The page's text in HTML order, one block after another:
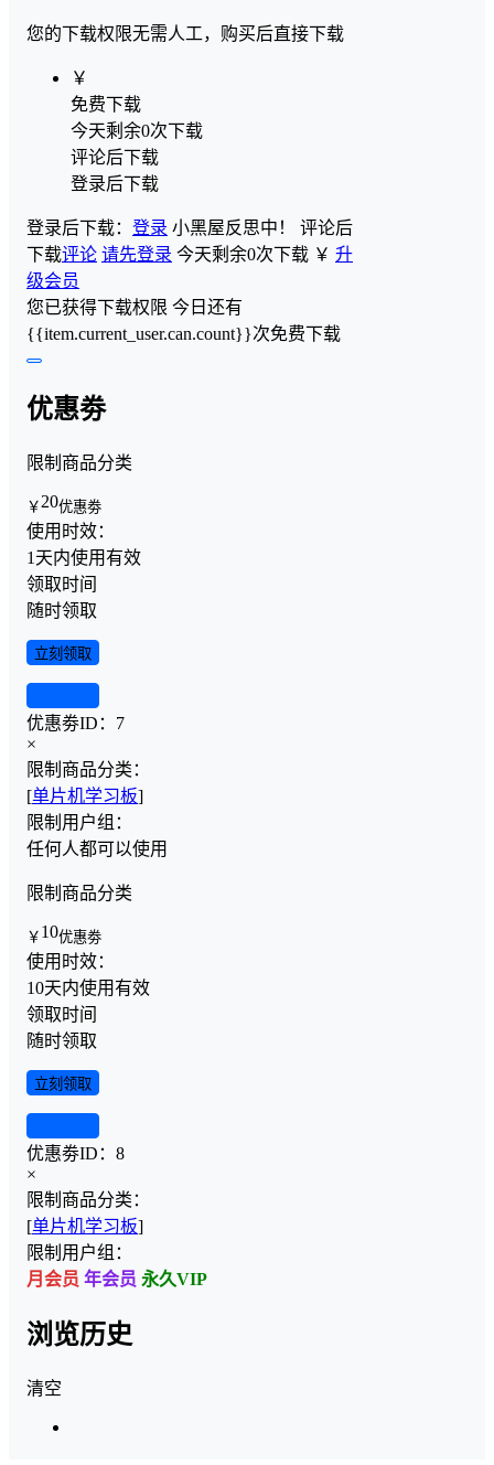
您的下载权限无需人工，购买后直接下载
￥
免费下载
今天剩余0次下载
评论后下载
登录后下载
登录后下载： 登录 小黑屋反思中！ 评论后
下载评论 请先登录 今天剩余0次下载 ￥ 升
级会员
您已获得下载权限 今日还有
{{item.current_user.can.count}}次免费下载
优惠劵
限制商品分类
￥ 20优惠劵
使用时效：
1天内使用有效
领取时间
随时领取
立刻领取
优惠劵ID： 7
×
限制商品分类：
[单片机学习板]
限制用户组：
任何人都可以使用
限制商品分类
￥ 10优惠劵
使用时效：
10天内使用有效
领取时间
随时领取
立刻领取
优惠劵ID： 8
×
限制商品分类：
[单片机学习板]
限制用户组：
月会员 年会员 永久VIP
浏览历史
清空